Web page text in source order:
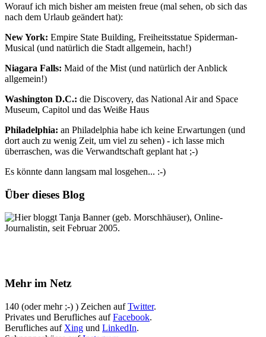
Worauf ich mich bisher am meisten freue (mal sehen, ob sich das
nach dem Urlaub geändert hat):
New York: Empire State Building, Freiheitsstatue Spiderman-
Musical (und natürlich die Stadt allgemein, hach!)
Niagara Falls: Maid of the Mist (und natürlich der Anblick
allgemein!)
Washington D.C.: die Discovery, das National Air and Space
Museum, Capitol und das Weiße Haus
Philadelphia: an Philadelphia habe ich keine Erwartungen (und
dort auch zu wenig Zeit, um viel zu sehen) - ich lasse mich
überraschen, was die Verwandtschaft geplant hat ;-)
Es könnte dann langsam mal losgehen... :-)
Über dieses Blog
Hier bloggt Tanja Banner (geb. Morschhäuser), Online-
Journalistin, seit Februar 2005.
Mehr im Netz
140 (oder mehr ;-) ) Zeichen aufTwitter.
Privates und Berufliches aufFacebook.
Berufliches auf Xing und LinkedIn.